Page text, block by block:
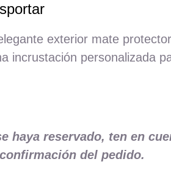
exterior mate
incrustación personalizada
haya reservado, ten en
del pedido.